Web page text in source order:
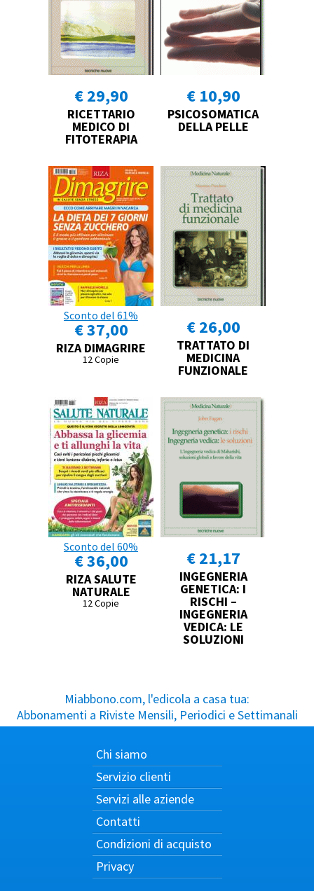
€ 29,90
RICETTARIO
MEDICO DI
FITOTERAPIA
€ 10,90
PSICOSOMATICA
DELLA PELLE
Sconto del 61%
€ 37,00
RIZA DIMAGRIRE
12 Copie
€ 26,00
TRATTATO DI
MEDICINA
FUNZIONALE
Sconto del 60%
€ 36,00
RIZA SALUTE
NATURALE
12 Copie
€ 21,17
INGEGNERIA
GENETICA: I
RISCHI –
INGEGNERIA
VEDICA: LE
SOLUZIONI
Miabbono.com, l'edicola a casa tua:
Abbonamenti a Riviste Mensili, Periodici e Settimanali
Chi siamo
Servizio clienti
Servizi alle aziende
Contatti
Condizioni di acquisto
Privacy